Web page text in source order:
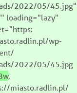
2022/05/45.jpg"
loading="lazy"
wp-
2022/05/45.jpg
,
miasto.radlin.pl/